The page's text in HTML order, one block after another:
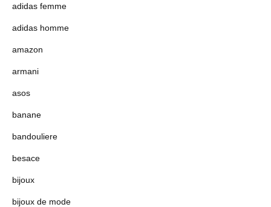
adidas femme
adidas homme
amazon
armani
asos
banane
bandouliere
besace
bijoux
bijoux de mode